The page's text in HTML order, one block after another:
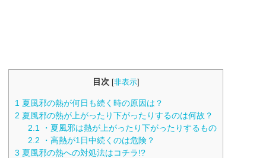
目次 [非表示]
1 夏風邪の熱が何日も続く時の原因は？
2 夏風邪の熱が上がったり下がったりするのは何故？
2.1
・夏風邪は熱が上がったり下がったりするもの
2.2 ・高熱が1日中続くのは危険？
3 夏風邪の熱への対処法はコチラ!?